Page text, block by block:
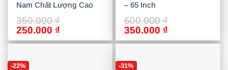
Nam Chất Lượng Cao
350.000₫
Giá
gốc
350.000 ₫.
250.000 ₫
hiện
– 65 Inch
600.000₫
Giá
gốc
600.000 ₫.
350.000 ₫
hiện
-22% -31%